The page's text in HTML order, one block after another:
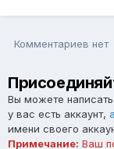
Комментариев нет
Вы можете
у вас есть аккаунт,
имени своего
Примечание: Ваш